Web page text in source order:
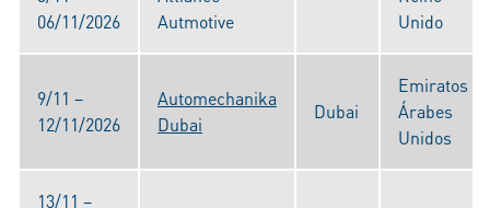
06/11/2026
Autmotive
Unido
9/11 –
12/11/2026
Automechanika
Dubai
Dubai
Emiratos
Árabes
Unidos
13/11 –